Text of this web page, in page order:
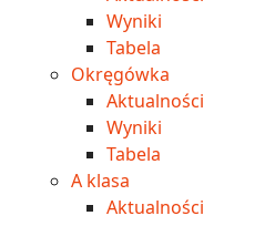
Wyniki
Tabela
Okręgówka
Aktualności
Wyniki
Tabela
A klasa
Aktualności